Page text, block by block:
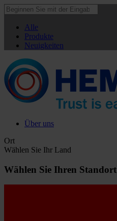
Alle
Produkte
Neuigkeiten
Über uns
Ort
Wählen Sie Ihr Land
Wählen Sie Ihren Standort